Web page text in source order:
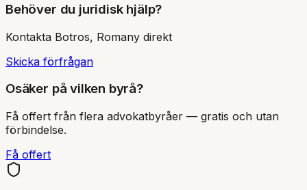
Behöver du juridisk hjälp?
Kontakta Botros, Romany direkt
Skicka förfrågan
Osäker på vilken byrå?
Få offert från flera advokatbyråer — gratis och utan
förbindelse.
Få offert